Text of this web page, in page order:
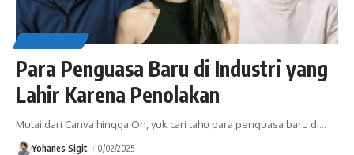
Para Penguasa Baru di Industri yang
Lahir Karena Penolakan
Mulai dari Canva hingga On, yuk cari tahu para penguasa baru di…
Yohanes Sigit 10/02/2025